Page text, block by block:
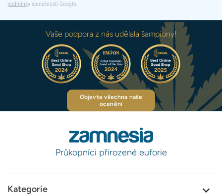
podmínky společnosti Google.
Vaše podpora z nás udělala šampiony!
Objevte všechna naše
ocenění
Průkopníci přirozené euforie
Kategorie